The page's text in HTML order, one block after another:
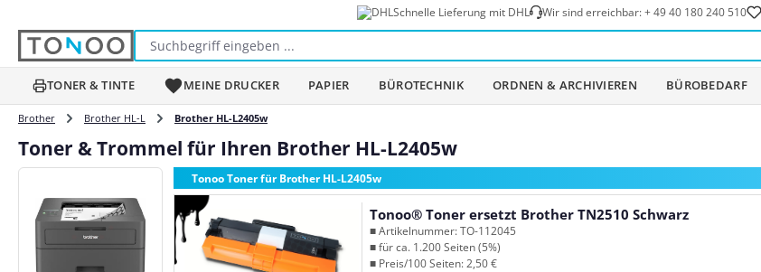
Schnelle Lieferung mit DHL Wir sind erreichbar:+ 49 40 180 240 510
TONER & TINTE MEINE DRUCKER PAPIER BÜROTECHNIK ORDNEN & ARCHIVIEREN BÜROBEDARF
Brother Brother HL-L Brother HL-L2405w
Toner & Trommel für Ihren Brother HL-L2405w
Tonoo Toner für Brother HL-L2405w
Tonoo® Toner ersetzt Brother TN2510 Schwarz
■ Artikelnummer: TO-112045
■ für ca. 1.200 Seiten (5%)
■ Preis/100 Seiten: 2,50 €